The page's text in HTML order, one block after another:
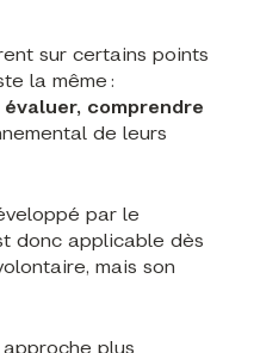
sur certains points
la même :
évaluer, comprendre
de leurs
par le
donc applicable dès
mais son
plus